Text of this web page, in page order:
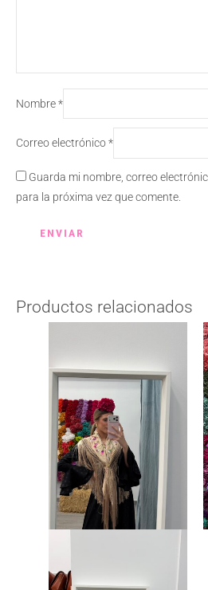
Nombre*
Correo electrónico*
Guarda mi nombre, correo
para la próxima vez que comente.
Productos relacionados